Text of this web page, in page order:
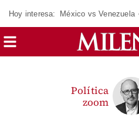
Hoy interesa: México vs Venezuela
Política
zoom